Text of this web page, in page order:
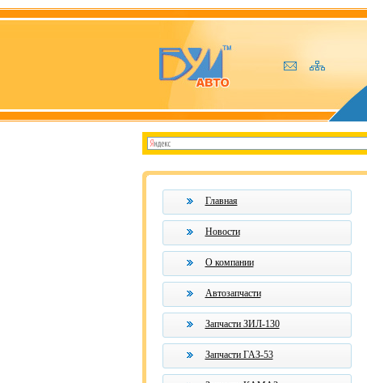
Главная
Новости
О компании
Автозапчасти
Запчасти ЗИЛ-130
Запчасти ГАЗ-53